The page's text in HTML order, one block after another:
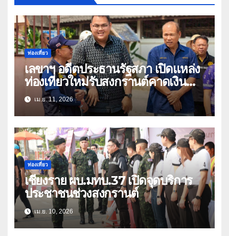
ท่องเที่ยว
เลขาฯ อดีตประธานรัฐสภา เปิดแหล่ง
ท่องเที่ยวใหม่รับสงกรานต์คาดเงิน
สะพัดหลายล้าน
เม.ย. 11, 2026
ท่องเที่ยว
เชียงราย ผบ.มทบ.37 เปิดจุดบริการ
ประชาชนช่วงสงกรานต์
เม.ย. 10, 2026